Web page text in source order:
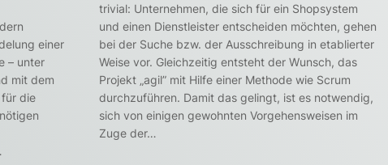
einer
– unter
mit dem
die
trivial: Unternehmen, die sich für ein Shopsystem
und einen Dienstleister entscheiden möchten, gehen
bei der Suche bzw. der Ausschreibung in etablierter
Weise vor. Gleichzeitig entsteht der Wunsch, das
Projekt „agil” mit Hilfe einer Methode wie Scrum
durchzuführen. Damit das gelingt, ist es notwendig,
sich von einigen gewohnten Vorgehensweisen im
Zuge der…